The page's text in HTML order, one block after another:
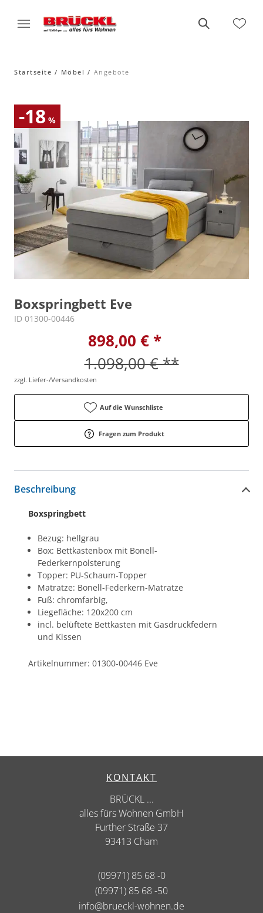
Startseite Möbel Angebote
-18 %
Boxspringbett Eve
ID 01300-00446
898,00 € *
1.098,00 € **
zzgl. Liefer-/Versandkosten
Auf die Wunschliste
Fragen zum Produkt
Beschreibung
Boxspringbett
Bezug: hellgrau
Box: Bettkastenbox mit Bonell-
Federkernpolsterung
Topper: PU-Schaum-Topper
Matratze: Bonell-Federkern-Matratze
Fuß: chromfarbig,
Liegefläche: 120x200 cm
incl. belüftete Bettkasten mit Gasdruckfedern
und Kissen
Artikelnummer: 01300-00446 Eve
KONTAKT
BRÜCKL ...
alles fürs Wohnen GmbH
Further Straße 37
93413 Cham
(09971) 85 68 -0
(09971) 85 68 -50
info@brueckl-wohnen.de